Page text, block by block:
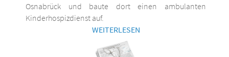
Osnabrück und baute dort einen ambulanten
Kinderhospizdienst auf.
WEITERLESEN